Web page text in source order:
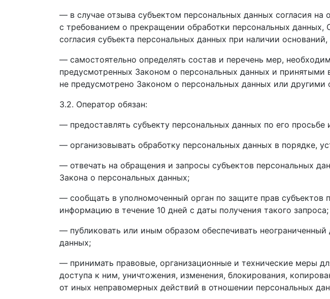
— в случае отзыва субъектом персональных данных согласия
с требованием о прекращении обработки персональных
согласия субъекта персональных данных при наличии
— самостоятельно определять состав и перечень мер,
предусмотренных Законом о персональных данных и
не предусмотрено Законом о персональных данных или
3.2. Оператор обязан:
— предоставлять субъекту персональных данных по его
— организовывать обработку персональных данных в порядке,
— отвечать на обращения и запросы субъектов персональных
Закона о персональных данных;
— сообщать в уполномоченный орган по защите прав субъектов
информацию в течение 10 дней с даты получения такого запроса;
— публиковать или иным образом обеспечивать
данных;
— принимать правовые, организационные и технические меры
доступа к ним, уничтожения, изменения, блокирования,
от иных неправомерных действий в отношении персональных